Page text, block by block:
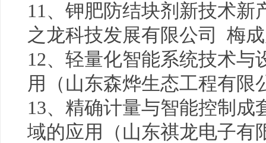
11、钾肥防结块剂新技术
之龙科技发展有限公司 梅
12、轻量化智能系统技术
用（山东森烨生态工程有限
13、精确计量与智能控制
域的应用（山东祺龙电子